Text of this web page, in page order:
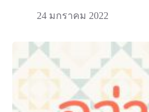
24 มกราคม 2022